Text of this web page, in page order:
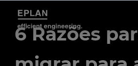
6 Razões